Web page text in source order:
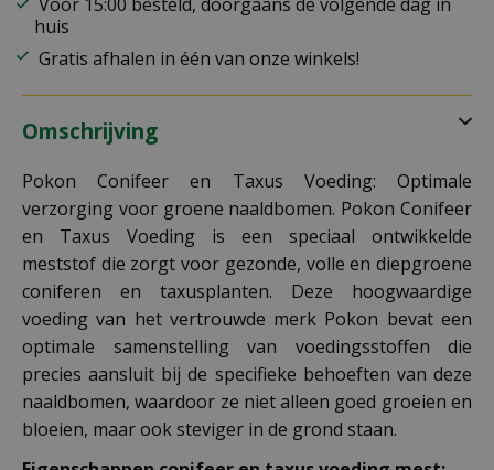
huis
Gratis afhalen in één van onze winkels!
Omschrijving
Pokon Conifeer en Taxus Voeding: Optimale
verzorging voor groene naaldbomen. Pokon Conifeer
en Taxus Voeding is een speciaal ontwikkelde
meststof die zorgt voor gezonde, volle en diepgroene
coniferen en taxusplanten. Deze hoogwaardige
voeding van het vertrouwde merk Pokon bevat een
optimale samenstelling van voedingsstoffen die
precies aansluit bij de specifieke behoeften van deze
naaldbomen, waardoor ze niet alleen goed groeien en
bloeien, maar ook steviger in de grond staan.